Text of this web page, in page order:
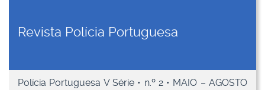
Revista Polícia Portuguesa
Polícia Portuguesa V Série • n.º 2 • MAIO – AGOSTO